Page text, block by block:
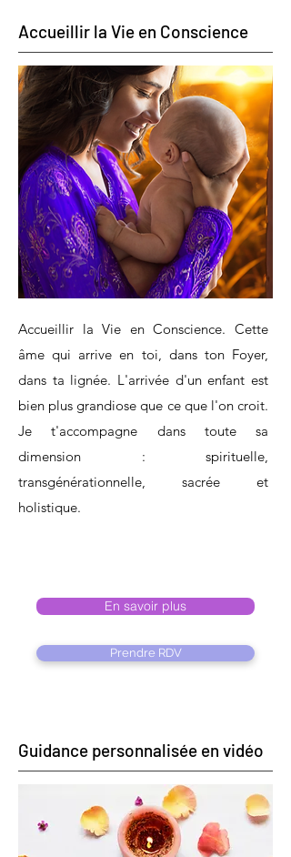
Accueillir la Vie en Conscience
Accueillir la Vie en Conscience. Cette
âme qui arrive en toi, dans ton Foyer,
dans ta lignée. L'arrivée d'un enfant est
bien plus grandiose que ce que l'on croit.
Je t'accompagne dans toute sa
dimension : spirituelle,
transgénérationnelle, sacrée et
holistique.
En savoir plus
Prendre RDV
Guidance personnalisée en vidéo